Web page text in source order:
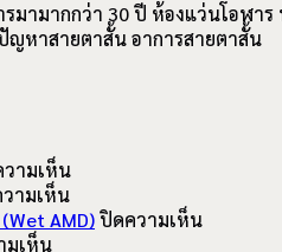
ามากกว่า 30 ปี ห้องแว่นโอฬา
ญหาสายตาสั้น อาการสายตาสั้น
ามเห็นบน
จาก
ามเห็นบน
การ
AMD)ปิดความเห็นบน
มเห็นบน